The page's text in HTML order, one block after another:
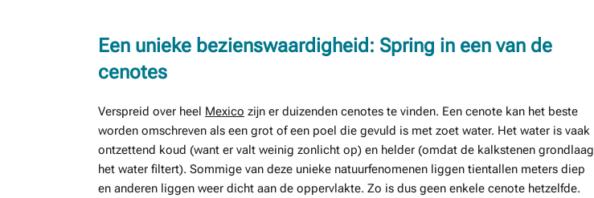
Een unieke bezienswaardigheid: Spring in een van de
cenotes
Verspreid over heel Mexico zijn er duizenden cenotes te vinden. Een cenote kan het beste
worden omschreven als een grot of een poel die gevuld is met zoet water. Het water is vaak
ontzettend koud (want er valt weinig zonlicht op) en helder (omdat de kalkstenen grondlaag
het water filtert). Sommige van deze unieke natuurfenomenen liggen tientallen meters diep
en anderen liggen weer dicht aan de oppervlakte. Zo is dus geen enkele cenote hetzelfde.